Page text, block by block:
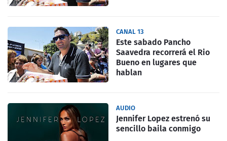
CANAL 13
Este sabado Pancho
Saavedra recorrerá el Rio
Bueno en lugares que
hablan
AUDIO
Jennifer Lopez estrenó su
sencillo baila conmigo